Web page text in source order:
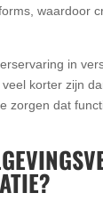
waardoor
in
korter zijn
zorgen dat